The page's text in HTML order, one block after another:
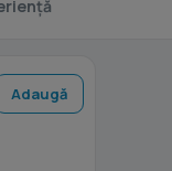
Adaugă